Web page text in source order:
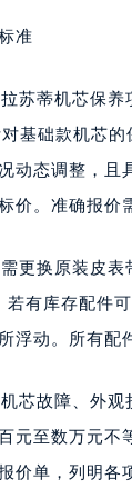
准
苏蒂机芯保
基础款机芯
动态调整，且
价。准确报价
更换原装皮
若有库存配件
浮动。所有配
芯故障、外
元至数万元不
价单，列明各